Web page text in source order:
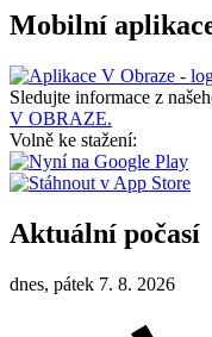
Mobilní
Sledujte informace z
V OBRAZE.
Volně ke stažení:
Aktuální počasí
dnes, pátek 7. 8. 2026